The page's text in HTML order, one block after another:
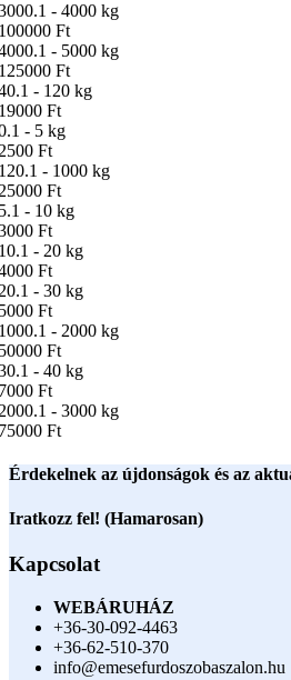
- 4000 kg
Ft
- 5000 kg
Ft
- 120 kg
Ft
- 5 kg
Ft
- 1000 kg
Ft
- 10 kg
Ft
- 20 kg
Ft
- 30 kg
Ft
- 2000 kg
Ft
- 40 kg
Ft
- 3000 kg
Ft
Érdekelnek az újdonságok és az
Iratkozz fel! (Hamarosan)
Kapcsolat
WEBÁRUHÁZ
+36-30-092-4463
+36-62-510-370
info@emesefurdoszobaszalon.hu